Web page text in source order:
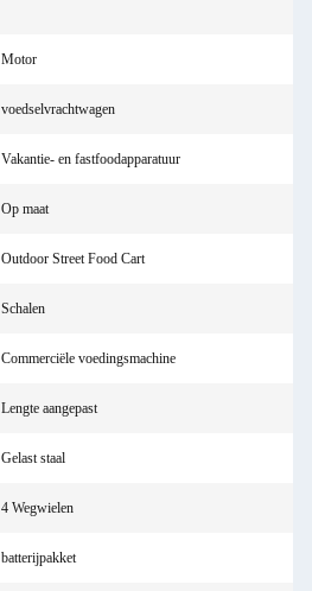
Motor
voedselvrachtwagen
Vakantie- en fastfoodapparatuur
Op maat
Outdoor Street Food Cart
Schalen
Commerciële voedingsmachine
Lengte aangepast
Gelast staal
4 Wegwielen
batterijpakket